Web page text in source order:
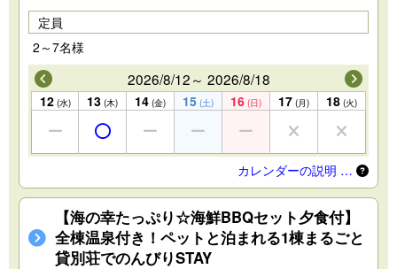
定員
2～7名様
2026/8/12～ 2026/8/18
12 (水) 13 (木) 14 (金) 15 (土) 16 (日) 17 (月) 18 (火)
カレンダーの説明 …
【海の幸たっぷり☆海鮮BBQセット夕食付】
全棟温泉付き！ペットと泊まれる1棟まるごと
貸別荘でのんびりSTAY